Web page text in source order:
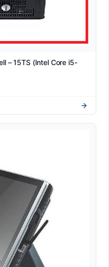
– 15TS (Intel Core i5-